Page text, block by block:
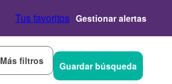
Tus favoritos Gestionar alertas
Más filtros Guardar búsqueda